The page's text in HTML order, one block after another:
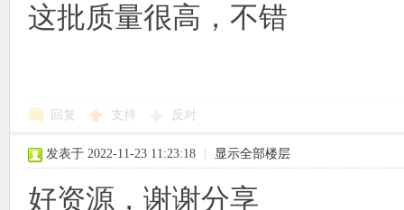
这批质量很高，不错
回复 支持 反对
发表于 2022-11-23 11:23:18 显示全部楼层
好资源，谢谢分享